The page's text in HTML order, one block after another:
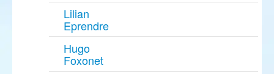
Lilian
Eprendre
Hugo
Foxonet